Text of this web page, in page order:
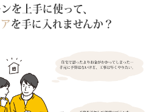
を上手に使って、
を手に入れませんか？